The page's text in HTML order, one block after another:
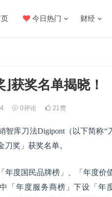
今日热门 财经
获奖名单揭晓！
0评论 21赞
智库刀法Digipont（以下简称
刀奖」获奖名单。
年度国民品牌榜」、「年度
「年度服务商榜」下设「年